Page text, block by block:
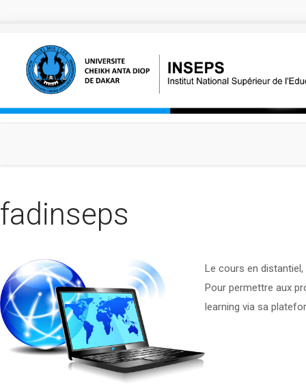
fadinseps
Le cours en
Pour permettre aux
learning via sa